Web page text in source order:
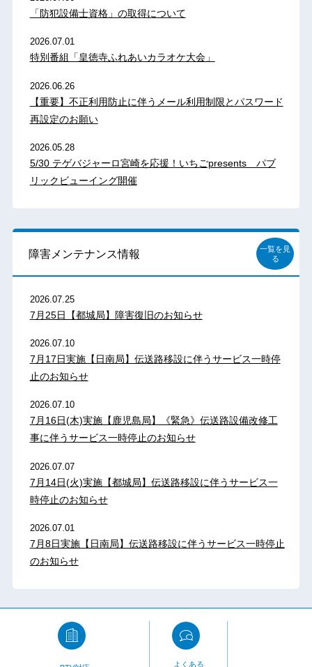
「防犯設備士資格」の取得について
2026.07.01
特別番組「皇徳寺ふれあいカラオケ大会」
2026.06.26
【重要】不正利用防止に伴うメール利用制限とパスワード
再設定のお願い
2026.05.28
5/30 テゲバジャーロ宮崎を応援！いちごpresents パブ
リックビューイング開催
障害メンテナンス情報
一覧を見
る
2026.07.25
7月25日【都城局】障害復旧のお知らせ
2026.07.10
7月17日実施【日南局】伝送路移設に伴うサービス一時停
止のお知らせ
2026.07.10
7月16日(木)実施【鹿児島局】《緊急》伝送路設備改修工
事に伴うサービス一時停止のお知らせ
2026.07.07
7月14日(火)実施【都城局】伝送路移設に伴うサービス一
時停止のお知らせ
2026.07.01
7月8日実施【日南局】伝送路移設に伴うサービス一時停止
のお知らせ
よくある